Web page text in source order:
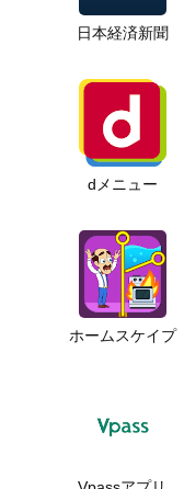
日本経済新聞
dメニュー
ホームスケイプ